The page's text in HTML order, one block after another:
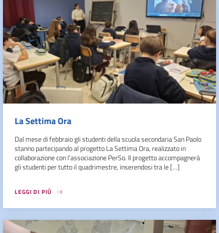
La Settima Ora
Dal mese di febbraio gli studenti della scuola secondaria San Paolo
stanno partecipando al progetto La Settima Ora, realizzato in
collaborazione con l’associazione PerSo. Il progetto accompagnerà
gli studenti per tutto il quadrimestre, inserendosi tra le […]
LEGGI DI PIÙ